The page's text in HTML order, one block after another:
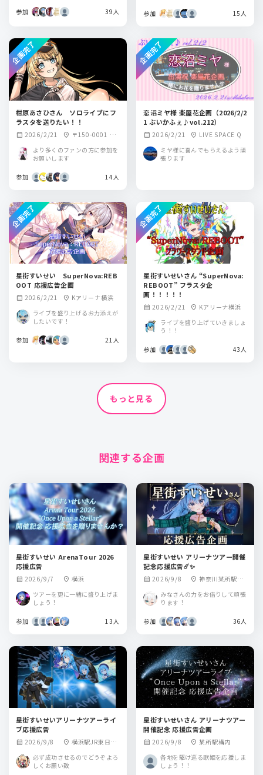
参加 39人 参加 15人
柑原あさひさん ソロライブにフ
ラスタを送りたい！！
calendar_month 2026/2/21 location_on 〒150-0001 東
丁目15番2号神宮前
（原宿RUIDO）
より多くのファンの方に参加を
お願いします
参加 14人
企画完了
恋沼ミヤ様 楽屋花企画（2026/2/2
1 ぶいかふぇ♪vol.212）
calendar_month 2026/2/21 location_on LIVE SPACE Q
ミヤ様に喜んでもらえるよう頑
張ります
企画完了
星街すいせい SuperNova:REB
OOT 応援広告企画
calendar_month 2026/2/21 location_on Kアリーナ横浜
ライブを盛り上げるお力添えが
したいです！
参加 21人
企画完了
星街すいせいさん “SuperNova:
REBOOT” フラスタ企
画！！！！！
calendar_month 2026/2/21 location_on Kアリーナ横浜
ライブを盛り上げていきましょ
う！！
参加 43人
企画完了
もっと見る
関連する企画
星街すいせい ArenaTour 2026
応援広告
calendar_month 2026/9/7 location_on 横浜
ツアーを更に一緒に盛り上げま
しょう！
参加 13人
星街すいせい アリーナツアー開催
記念応援広告☄️✨
calendar_month 2026/9/8 location_on 神奈川某所駅掲
みなさんの力をお借りして頑張
ります！
参加 36人
星街すいせいアリーナツアーライ
ブ応援広告
calendar_month 2026/9/8 location_on 横浜駅JR東日本
必ず成功させるのでどうぞよろ
しくお願い致
星街すいせいさん アリーナツアー
開催記念 応援広告企画
calendar_month 2026/9/8 location_on 某所駅構内
各地を駆け巡る歌姫を応援しま
しょう！！